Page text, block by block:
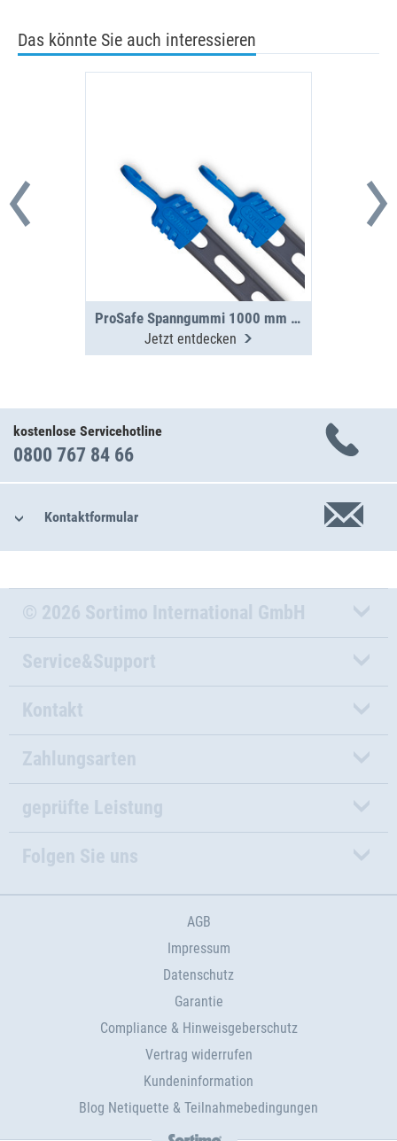
Das könnte Sie auch interessieren
ProSafe Spanngummi 1000 mm inkl. 2 Haken
Jetzt entdecken
kostenlose Servicehotline
0800 767 84 66
Kontaktformular
© 2026 Sortimo International GmbH
Service&Support
Kontakt
Zahlungsarten
geprüfte Leistung
Folgen Sie uns
AGB
Impressum
Datenschutz
Garantie
Compliance & Hinweisgeberschutz
Vertrag widerrufen
Kundeninformation
Blog Netiquette & Teilnahmebedingungen